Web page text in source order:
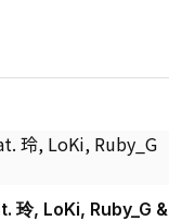
玲, LoKi, Ruby_G &